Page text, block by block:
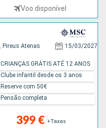
Voo disponível
Pireus Atenas 15/03/2027
399 € +Taxas
CRIANÇAS GRÁTIS ATÉ 12 ANOS
Clube infantil desde os 3 anos
Reserve com 50€
Pensão completa